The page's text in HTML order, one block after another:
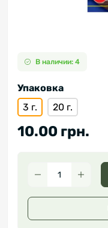
В наличии: 4
Упаковка
3 г.
20 г.
10.00 грн.